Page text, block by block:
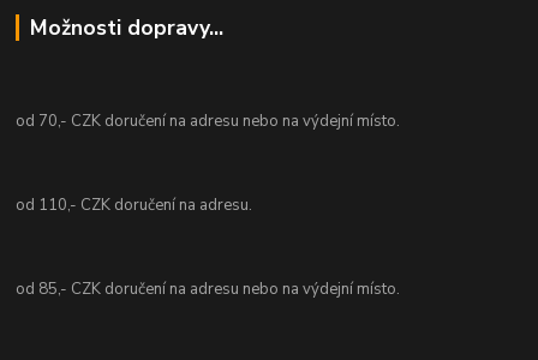
Možnosti dopravy...
od 70,- CZK doručení na adresu nebo na výdejní místo.
od 110,- CZK doručení na adresu.
od 85,- CZK doručení na adresu nebo na výdejní místo.